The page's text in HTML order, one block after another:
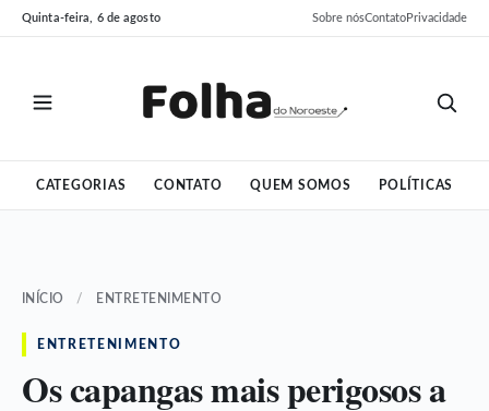
Pular
para
Pular
para
Quinta-feira, 6 de agosto Sobre nósContatoPrivacidade
CATEGORIAS CONTATO QUEM SOMOS POLÍTICAS
INÍCIO / ENTRETENIMENTO
ENTRETENIMENTO
Os capangas mais perigosos a